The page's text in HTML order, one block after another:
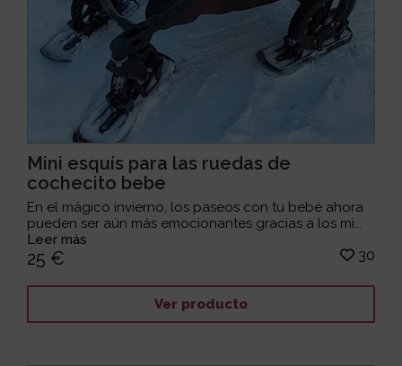
Mini esquís para las ruedas de
cochecito bebe
En el mágico invierno, los paseos con tu bebé ahora
pueden ser aún más emocionantes gracias a los mi...
Leer más
25 € 30
Ver producto